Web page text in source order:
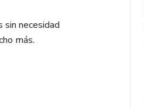
sin necesidad
más.